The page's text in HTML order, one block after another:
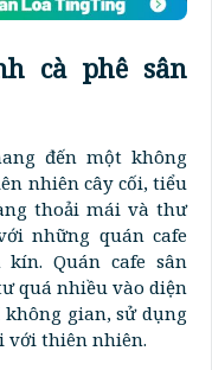
cà phê sân
đến một không
nhiên cây cối, tiểu
thoải mái và thư
những quán cafe
Quán cafe sân
quá nhiều vào diện
gian, sử dụng
với thiên nhiên.